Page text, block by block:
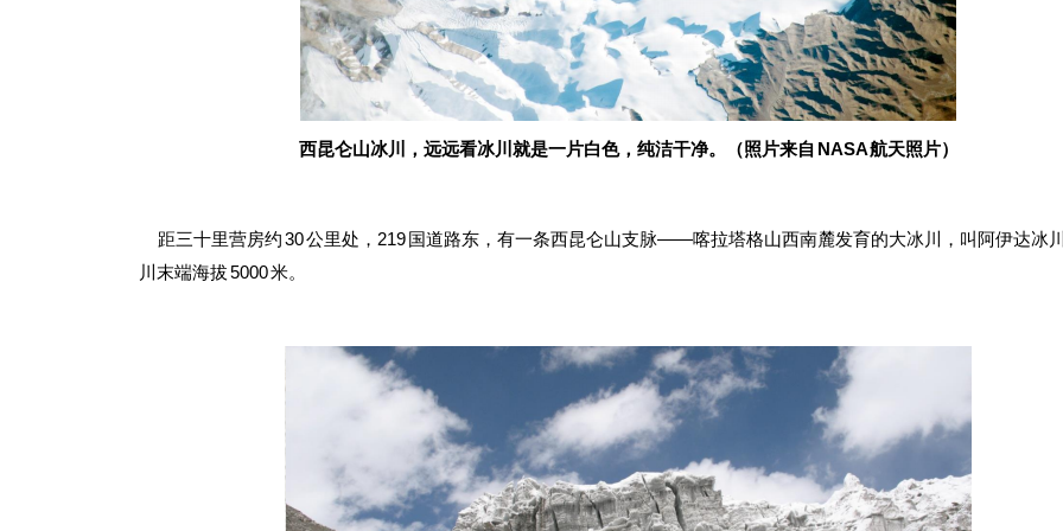
西昆仑山冰川，远远看冰川就是一片白色，纯洁干净。（照片来自 NASA 航天照片）
距三十里营房约 30 公里处，219 国道路东，有一条西昆仑山支脉——喀拉塔格山西南麓发育的大冰川，叫阿伊达冰
川末端海拔 5000 米。